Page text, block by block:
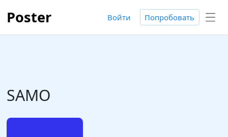
Poster Войти Попробовать
SAMO